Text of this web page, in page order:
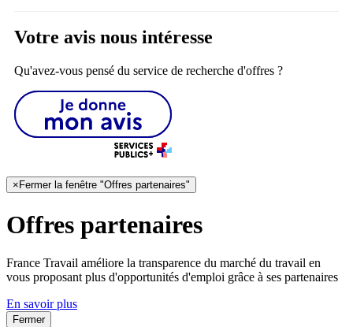
Votre avis nous intéresse
Qu'avez-vous pensé du service de recherche d'offres ?
× Fermer la fenêtre "Offres partenaires"
Offres partenaires
France Travail améliore la transparence du marché du travail en
vous proposant plus d'opportunités d'emploi grâce à ses partenaires
En savoir plus
Fermer